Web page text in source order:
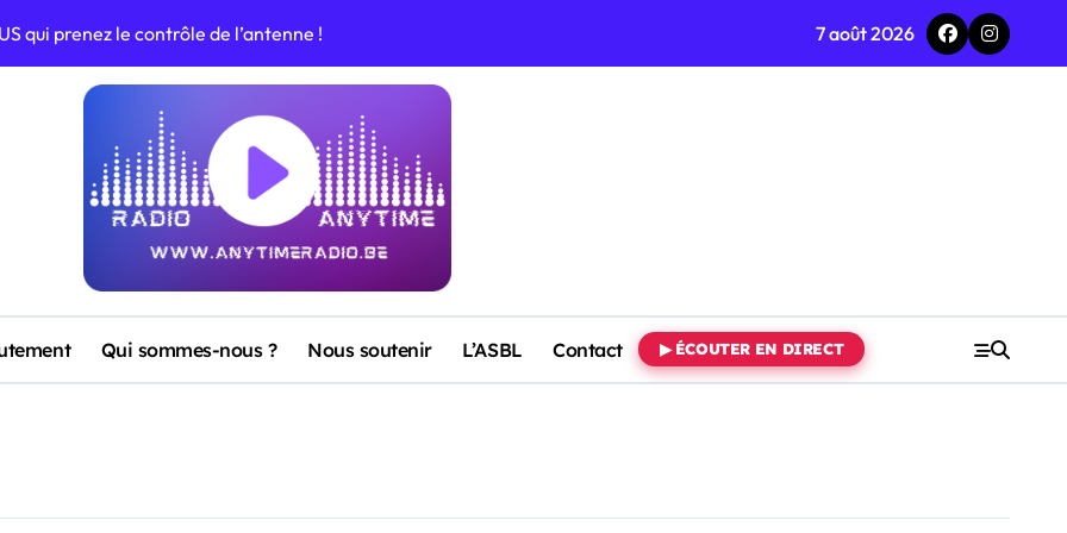
qui prenez le contrôle de l’antenne !
de vos vacances !
Loka Tika Nilo Makata Niro »
Anytime Radio
Radio avec son nouveau titre
Anytime Radio
hits du moment !
7 août 2026
Qui sommes-nous ? Nous soutenir L’ASBL Contact ▶ ÉCOUTER EN DIRECT